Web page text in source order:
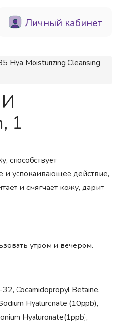
Личный кабинет
Moisturizing Cleansing
1
способствует
успокаивающее действие,
и смягчает кожу, дарит
утром и вечером.
Cocamidopropyl Betaine,
Hyaluronate (10ppb),
Hyaluronate(1ppb),